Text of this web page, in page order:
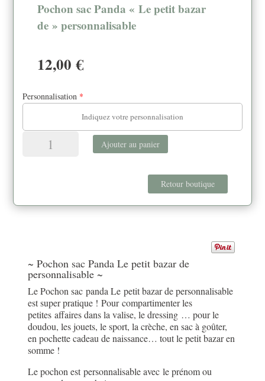
Pochon sac Panda « Le petit bazar
de » personnalisable
12,00€
Personnalisation *
"Le
personnalisable
Ajouter au panier
Retour boutique
~ Pochon sac Panda Le petit bazar de
personnalisable ~
Le Pochon sac panda Le petit bazar de personnalisable
est super pratique ! Pour compartimenter les
petites affaires dans la valise, le dressing … pour le
doudou, les jouets, le sport, la crèche, en sac à goûter,
en pochette cadeau de naissance… tout le petit bazar en
somme !
Le pochon est personnalisable avec le prénom ou